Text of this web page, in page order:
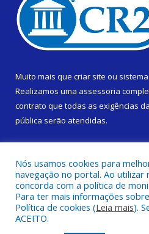
Muito mais que criar site ou
Realizamos uma assessoria
contrato que todas as exigências
pública serão atendidas.
Todos os direitos reservados a
Nós usamos cookies para
navegação no portal. Ao utilizar
concorda com a política de
Para ter mais informações
Política de cookies (Leia mais).
ACEITO.